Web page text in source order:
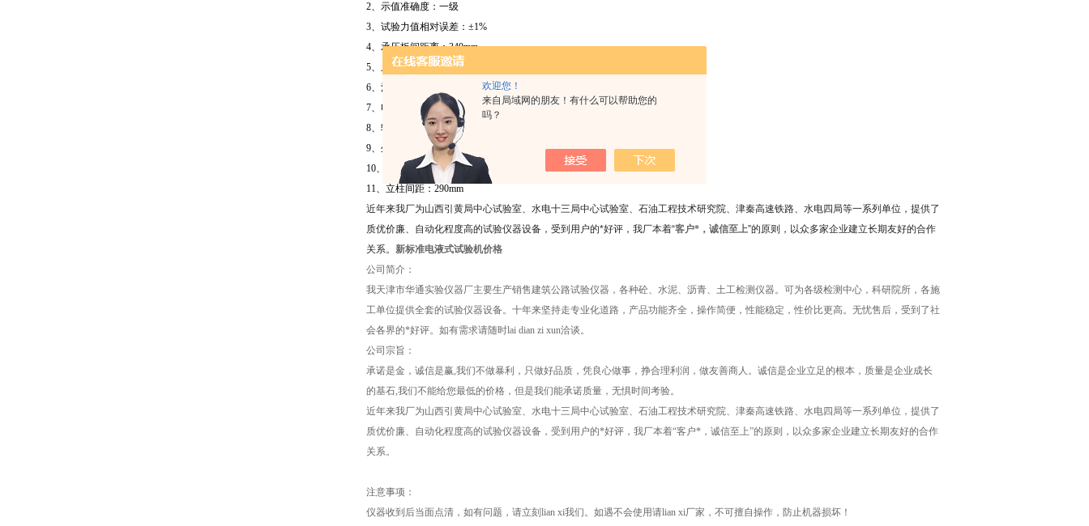
欢迎您！
来自局域网的朋友！有什么可以帮助您的
吗？
2、示值准确度：一级
3、试验力值相对误差：±1%
4、承压板间距离：340mm
5、上下压力板规格：250×220mm
6、活塞直径*行程：直径250×50mm
7、电机功率：0.75KW
8、输入电压：380V
9、外型尺寸：
950×35
10、净重：850kg
11、立柱间距：290mm
近年来我厂为山西引黄局中心试验室、水电十三局中心试验室、石油工程技术研究院、津秦高速铁路、水电四局等一系列单位，提供了
质优价廉、自动化程度高的试验仪器设备，受到用户的*好评，我厂本着“客户*，诚信至上”的原则，以众多家企业建立长期友好的合作
关系。 新标准电液式试验机价格
公司简介：
我天津市华通实验仪器厂主要生产销售建筑公路试验仪器，各种砼、水泥、沥青、土工检测仪器。可为各级检测中心，科研院所，各施
工单位提供全套的试验仪器设备。十年来坚持走专业化道路，产品功能齐全，操作简便，性能稳定，性价比更高。无忧售后，受到了社
会各界的*好评。如有需求请随时lai dian zi xun洽谈。
公司宗旨：
承诺是金，诚信是赢,我们不做暴利，只做好品质，凭良心做事，挣合理利润，做友善商人。诚信是企业立足的根本，质量是企业成长
的基石,我们不能给您最低的价格，但是我们能承诺质量，无惧时间考验。
近年来我厂为山西引黄局中心试验室、水电十三局中心试验室、石油工程技术研究院、津秦高速铁路、水电四局等一系列单位，提供了
质优价廉、自动化程度高的试验仪器设备，受到用户的*好评，我厂本着“客户*，诚信至上”的原则，以众多家企业建立长期友好的合作
关系。
注意事项：
仪器收到后当面点清，如有问题，请立刻lian xi我们。如遇不会使用请lian xi厂家，不可擅自操作，防止机器损坏！